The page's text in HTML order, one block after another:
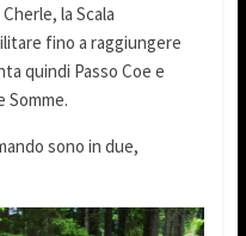
la Scala
fino a raggiungere
quindi Passo Coe e
Somme.
sono in due,